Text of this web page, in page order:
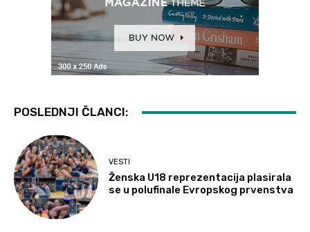
POSLEDNJI ČLANCI:
VESTI
Ženska U18 reprezentacija plasirala
se u polufinale Evropskog prvenstva